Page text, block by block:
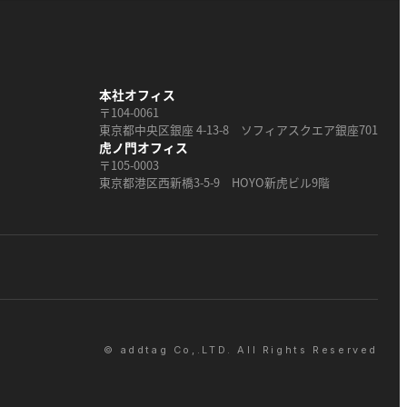
本社オフィス
〒104-0061
東京都中央区銀座 4-13-8 ソフィアスクエア銀座701
虎ノ門オフィス
〒105-0003
東京都港区西新橋3-5-9 HOYO新虎ビル9階
© addtag Co,.LTD. All Rights Reserved